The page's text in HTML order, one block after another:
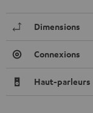
Dimensions
Connexions
Haut-parleurs